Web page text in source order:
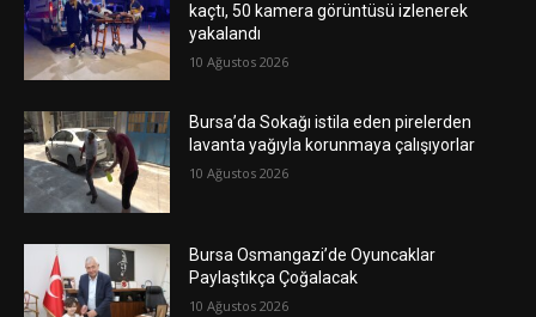
kaçtı, 50 kamera görüntüsü izlenerek
yakalandı
10 Ağustos 2026
Bursa’da Sokağı istila eden pirelerden
lavanta yağıyla korunmaya çalışıyorlar
10 Ağustos 2026
Bursa Osmangazi’de Oyuncaklar
Paylaştıkça Çoğalacak
10 Ağustos 2026